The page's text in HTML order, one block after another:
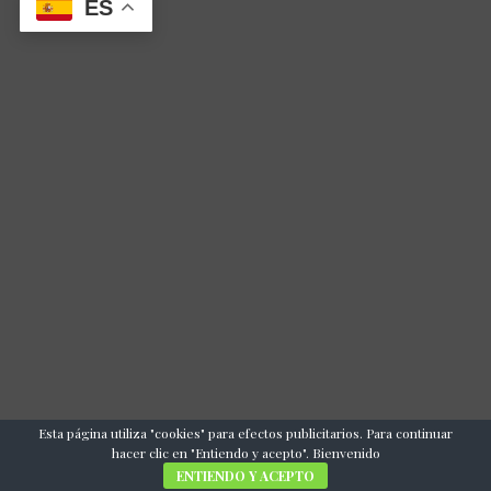
ES
Esta página utiliza "cookies" para efectos publicitarios. Para continuar
hacer clic en "Entiendo y acepto". Bienvenido
ENTIENDO Y ACEPTO